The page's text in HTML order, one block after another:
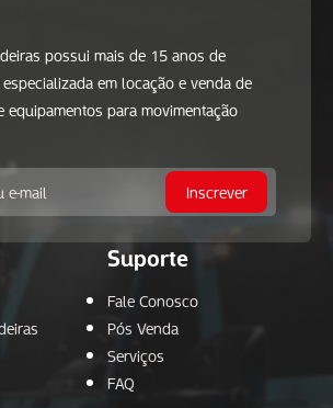
possui mais de 15 anos de
em locação e venda de
equipamentos para movimentação
Suporte
Fale Conosco
Pós Venda
Serviços
FAQ